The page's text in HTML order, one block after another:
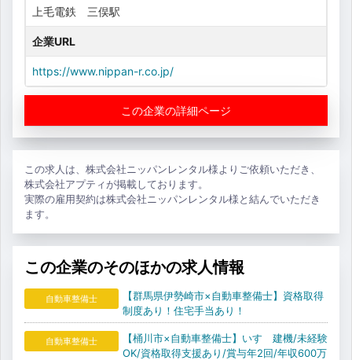
上毛電鉄 三俣駅
企業URL
https://www.nippan-r.co.jp/
この企業の詳細ページ
この求人は、株式会社ニッパンレンタル様よりご依頼いただき、
株式会社アプティが掲載しております。
実際の雇用契約は株式会社ニッパンレンタル様と結んでいただき
ます。
この企業のそのほかの求人情報
自動車整備士
【群馬県伊勢崎市×自動車整備士】資格取得
制度あり！住宅手当あり！
自動車整備士
【桶川市×自動車整備士】いすゞ建機/未経験
OK/資格取得支援あり/賞与年2回/年収600万